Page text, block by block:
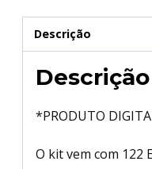
Descrição
Descrição
*PRODUTO
O kit vem com 122